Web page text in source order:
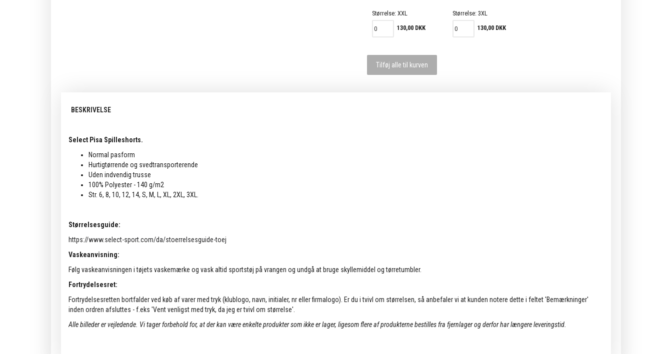
Størrelse:XXL
130,00 DKK
Størrelse: 3XL
130,00 DKK
Tilføj alle til kurven
BESKRIVELSE
Select Pisa Spilleshorts.
Normal pasform
Hurtigtørrende og svedtransporterende
Uden indvendig trusse
100% Polyester - 140 g/m2
Str. 6, 8, 10, 12, 14, S, M, L, XL, 2XL, 3XL.
Størrelsesguide:
https://www.select-sport.com/da/stoerrelsesguide-toej
Vaskeanvisning:
Følg vaskeanvisningen i tøjets vaskemærke og vask altid sportstøj på vrangen og undgå at bruge skyllemiddel og tørretumbler.
Fortrydelsesret:
Fortrydelsesretten bortfalder ved køb af varer med tryk (klublogo, navn, initialer, nr eller firmalogo). Er du i tvivl om størrelsen, så anbefaler vi at kunden notere dette i feltet 'Bemærkninger'
inden ordren afsluttes - f.eks 'Vent venligst med tryk, da jeg er tvivl om størrelse'.
Alle billeder er vejledende. Vi tager forbehold for, at der kan være enkelte produkter som ikke er lager, ligesom flere af produkterne bestilles fra fjernlager og derfor har længere leveringstid.